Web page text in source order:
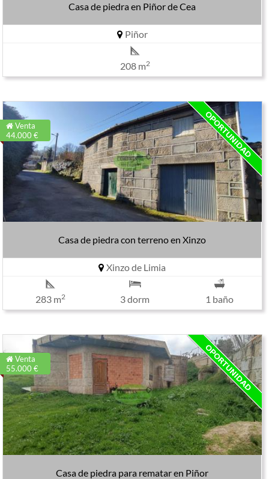
Casa de piedra en Piñor de Cea
Piñor
208 m2
Venta
44.000 €
Casa de piedra con terreno en Xinzo
Xinzo de Limia
283 m2 3 dorm 1 baño
Venta
55.000 €
Casa de piedra para rematar en Piñor